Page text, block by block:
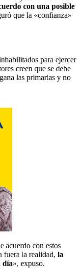
con una posible
que la «confianza»
para ejercer
creen que se debe
las primarias y no
acuerdo con estos
fuera la realidad, la
día», expuso.